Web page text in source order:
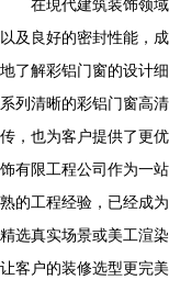
在現代建筑装饰领
以及良好的密封性能，
地了解彩铝门窗的设计
系列清晰的彩铝门窗高
传，也为客户提供了更
饰有限工程公司作为一
熟的工程经验，已经成
精选真实场景或美工渲
让客户的装修选型更完